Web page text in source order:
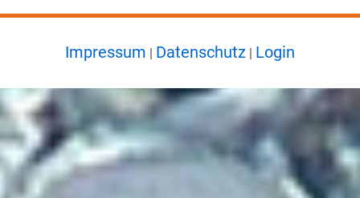
Impressum | Datenschutz | Login